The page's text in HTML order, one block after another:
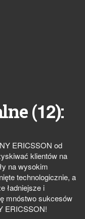
(12):
ERICSSON od
klientów na
na wysokim
technologicznie, a
ładniejsze i
mnóstwo sukcesów
ERICSSON!